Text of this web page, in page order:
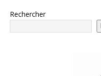
Rechercher